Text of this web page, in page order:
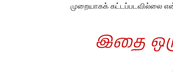
முறையாகக் கட்டப்படவில்லை
இதை